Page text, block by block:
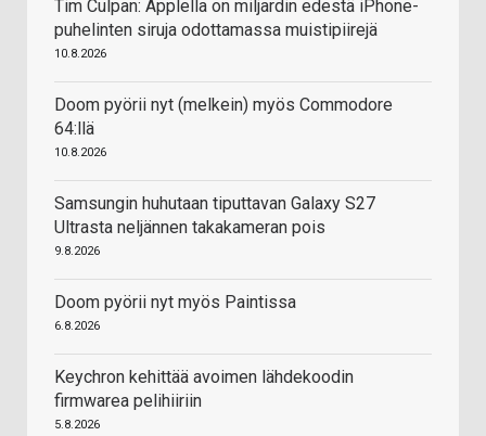
Tim Culpan: Applella on miljardin edestä iPhone-
puhelinten siruja odottamassa muistipiirejä
10.8.2026
Doom pyörii nyt (melkein) myös Commodore
64:llä
10.8.2026
Samsungin huhutaan tiputtavan Galaxy S27
Ultrasta neljännen takakameran pois
9.8.2026
Doom pyörii nyt myös Paintissa
6.8.2026
Keychron kehittää avoimen lähdekoodin
firmwarea pelihiiriin
5.8.2026